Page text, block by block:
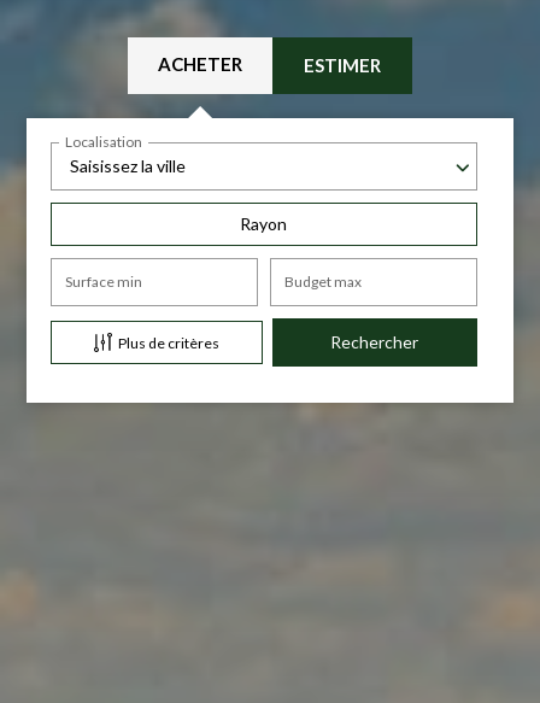
ACHETER ESTIMER
Saisissez la ville
Localisation
Surface min Budget max
Rayon
Plus de critères